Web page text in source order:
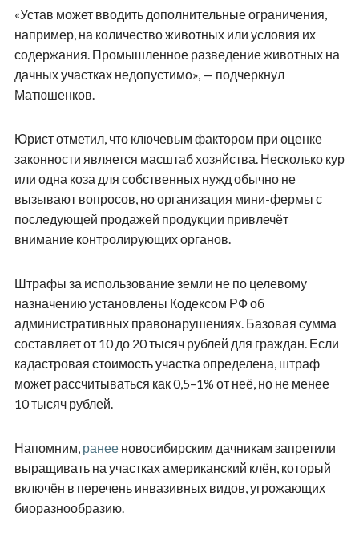
«Устав может вводить дополнительные ограничения,
например, на количество животных или условия их
содержания. Промышленное разведение животных на
дачных участках недопустимо», — подчеркнул
Матюшенков.
Юрист отметил, что ключевым фактором при оценке
законности является масштаб хозяйства. Несколько кур
или одна коза для собственных нужд обычно не
вызывают вопросов, но организация мини-фермы с
последующей продажей продукции привлечёт
внимание контролирующих органов.
Штрафы за использование земли не по целевому
назначению установлены Кодексом РФ об
административных правонарушениях. Базовая сумма
составляет от 10 до 20 тысяч рублей для граждан. Если
кадастровая стоимость участка определена, штраф
может рассчитываться как 0,5–1% от неё, но не менее
10 тысяч рублей.
Напомним, ранееновосибирским дачникам запретили
выращивать на участках американский клён, который
включён в перечень инвазивных видов, угрожающих
биоразнообразию.